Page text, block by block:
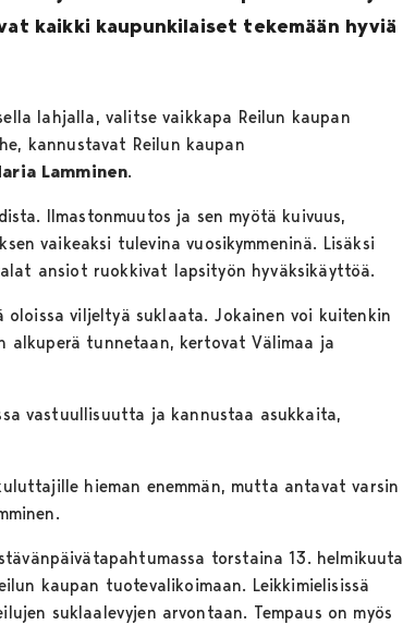
kaikki kaupunkilaiset tekemään hyviä
lahjalla, valitse vaikkapa Reilun kaupan
kannustavat Reilun kaupan
Lamminen.
Ilmastonmuutos ja sen myötä kuivuus,
vaikeaksi tulevina vuosikymmeninä. Lisäksi
ansiot ruokkivat lapsityön hyväksikäyttöä.
oloissa viljeltyä suklaata. Jokainen voi kuitenkin
tunnetaan, kertovat Välimaa ja
vastuullisuutta ja kannustaa asukkaita,
hieman enemmän, mutta antavat varsin
torstaina 13. helmikuuta
kaupan tuotevalikoimaan. Leikkimielisissä
suklaalevyjen arvontaan. Tempaus on myös